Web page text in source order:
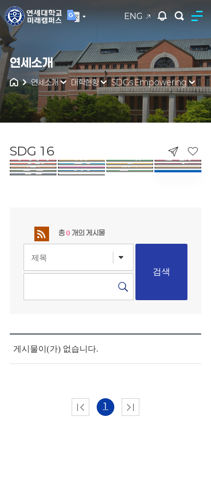
ENG
연세대학교
통합검색
연세소개
연세소개 대학현황 SDGs Empowering
SDG 16
총0 개의 게시물
게시물이(가) 없습니다.
1